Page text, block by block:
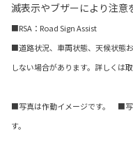
滅表示やブザーにより注意
■RSA：Road Sign Assist
■道路状況、車両状態、天候状態
しない場合があります。詳しくは
■写真は作動イメージです。 ■写
す。